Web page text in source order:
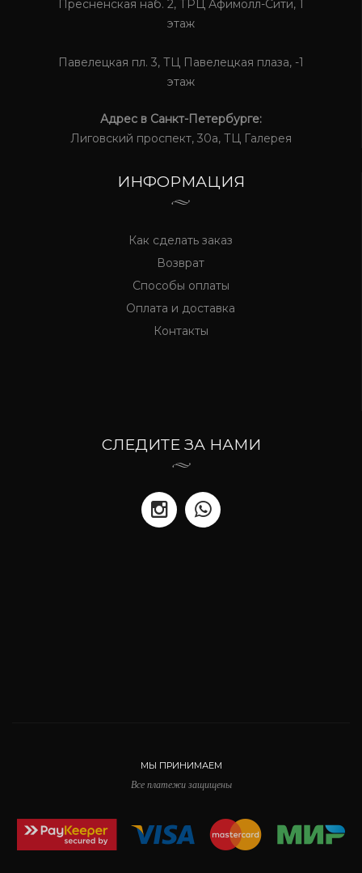
Пресненская наб. 2, ТРЦ Афимолл-Сити, 1
этаж
Павелецкая пл. 3, ТЦ Павелецкая плаза, -1
этаж
Адрес в Санкт-Петербурге:
Лиговский проспект, 30а, ТЦ Галерея
ИНФОРМАЦИЯ
Как сделать заказ
Возврат
Способы оплаты
Оплата и доставка
Контакты
СЛЕДИТЕ ЗА НАМИ
МЫ ПРИНИМАЕМ
Все платежи защищены